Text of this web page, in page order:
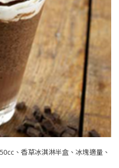
、香草冰淇淋半盒、冰塊適量、